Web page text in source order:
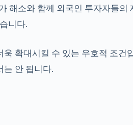
해소와 함께 외국인 투자자들의
니다.
확대시킬 수 있는 우호적 조건
는 안 됩니다.